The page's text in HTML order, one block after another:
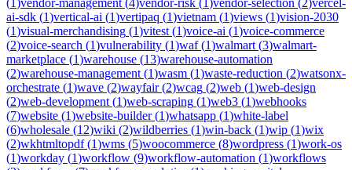
ai-sdk (1)vertical-ai (1)vertipaq (1)vietnam (1)views (1)vision-2030
(1)visual-merchandising (1)vitest (1)voice-ai (1)voice-commerce
(2)voice-search (1)vulnerability (1)waf(1)walmart (3)walmart-
marketplace (1)warehouse (13)warehouse-automation
(2)warehouse-management (1)wasm (1)waste-reduction (2)watsonx-
orchestrate (1)wave (2)wayfair(2)wcag (2)web (1)web-design
(2)web-development (1)web-scraping (1)web3 (1)webhooks
(7)website (1)website-builder(1)whatsapp (1)white-label
(6)wholesale (12)wiki (2)wildberries (1)win-back (1)wip (1)wix
(2)wkhtmltopdf(1)wms (5)woocommerce (8)wordpress (1)work-os
(1)workday (1)workflow (9)workflow-automation (1)workflows